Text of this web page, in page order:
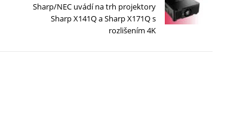
Sharp/NEC uvádí na trh projektory
Sharp X141Q a Sharp X171Q s
rozlišením 4K